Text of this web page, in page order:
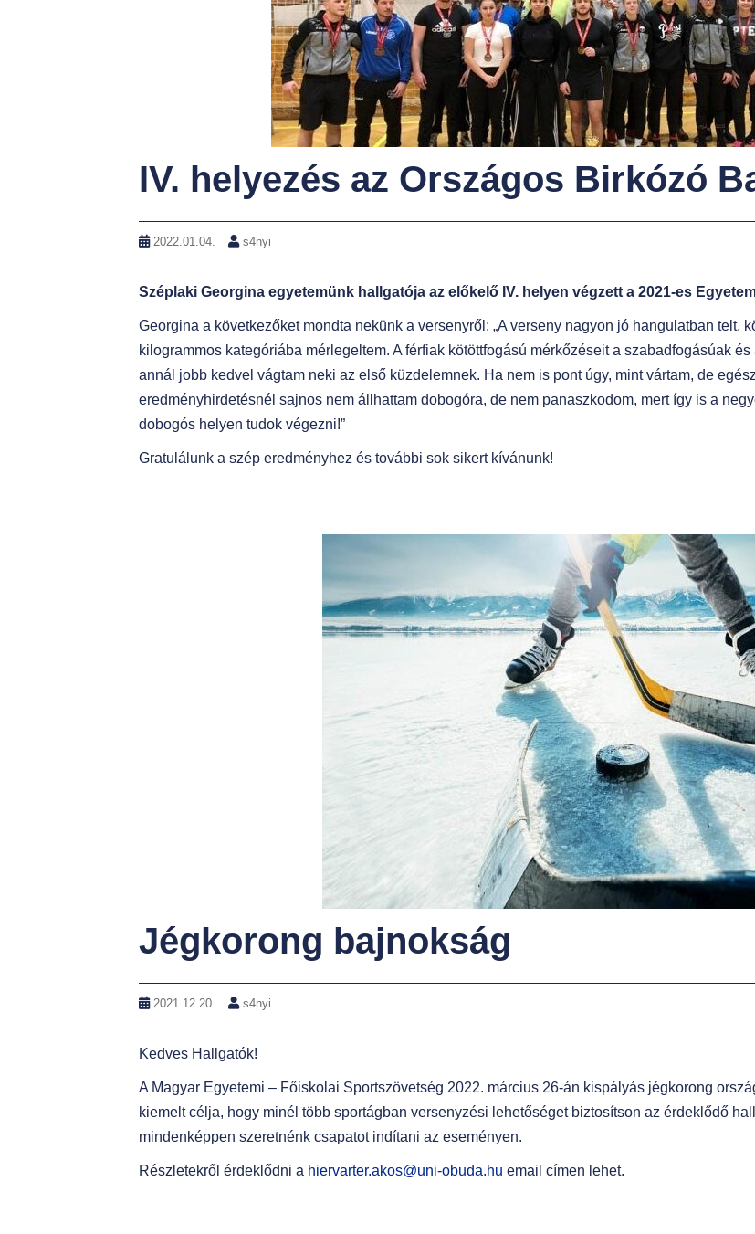
IV. helyezés az Országos Birkózó
2022.01.04. s4nyi
Széplaki Georgina egyetemünk hallgatója az előkelő IV. helyen végzett a 2021-es
Georgina a következőket mondta nekünk a versenyről: „A verseny nagyon jó hangulatban telt,
kilogrammos kategóriába mérlegeltem. A férfiak kötöttfogású mérkőzéseit a szabadfogásúak
annál jobb kedvel vágtam neki az első küzdelemnek. Ha nem is pont úgy, mint vártam, de
eredményhirdetésnél sajnos nem állhattam dobogóra, de nem panaszkodom, mert így is a
dobogós helyen tudok végezni!”
Gratulálunk a szép eredményhez és további sok sikert kívánunk!
Jégkorong bajnokság
2021.12.20. s4nyi
Kedves Hallgatók!
A Magyar Egyetemi – Főiskolai Sportszövetség 2022. március 26-án kispályás jégkorong
kiemelt célja, hogy minél több sportágban versenyzési lehetőséget biztosítson az érdeklődő
mindenképpen szeretnénk csapatot indítani az eseményen.
Részletekről érdeklődni a hiervarter.akos@uni-obuda.hu email címen lehet.